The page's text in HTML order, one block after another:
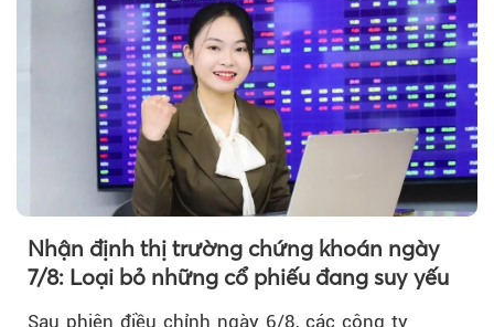
Nhận định thị trường chứng khoán ngày
7/8: Loại bỏ những cổ phiếu đang suy yếu
Sau phiên điều chỉnh ngày 6/8, các công ty